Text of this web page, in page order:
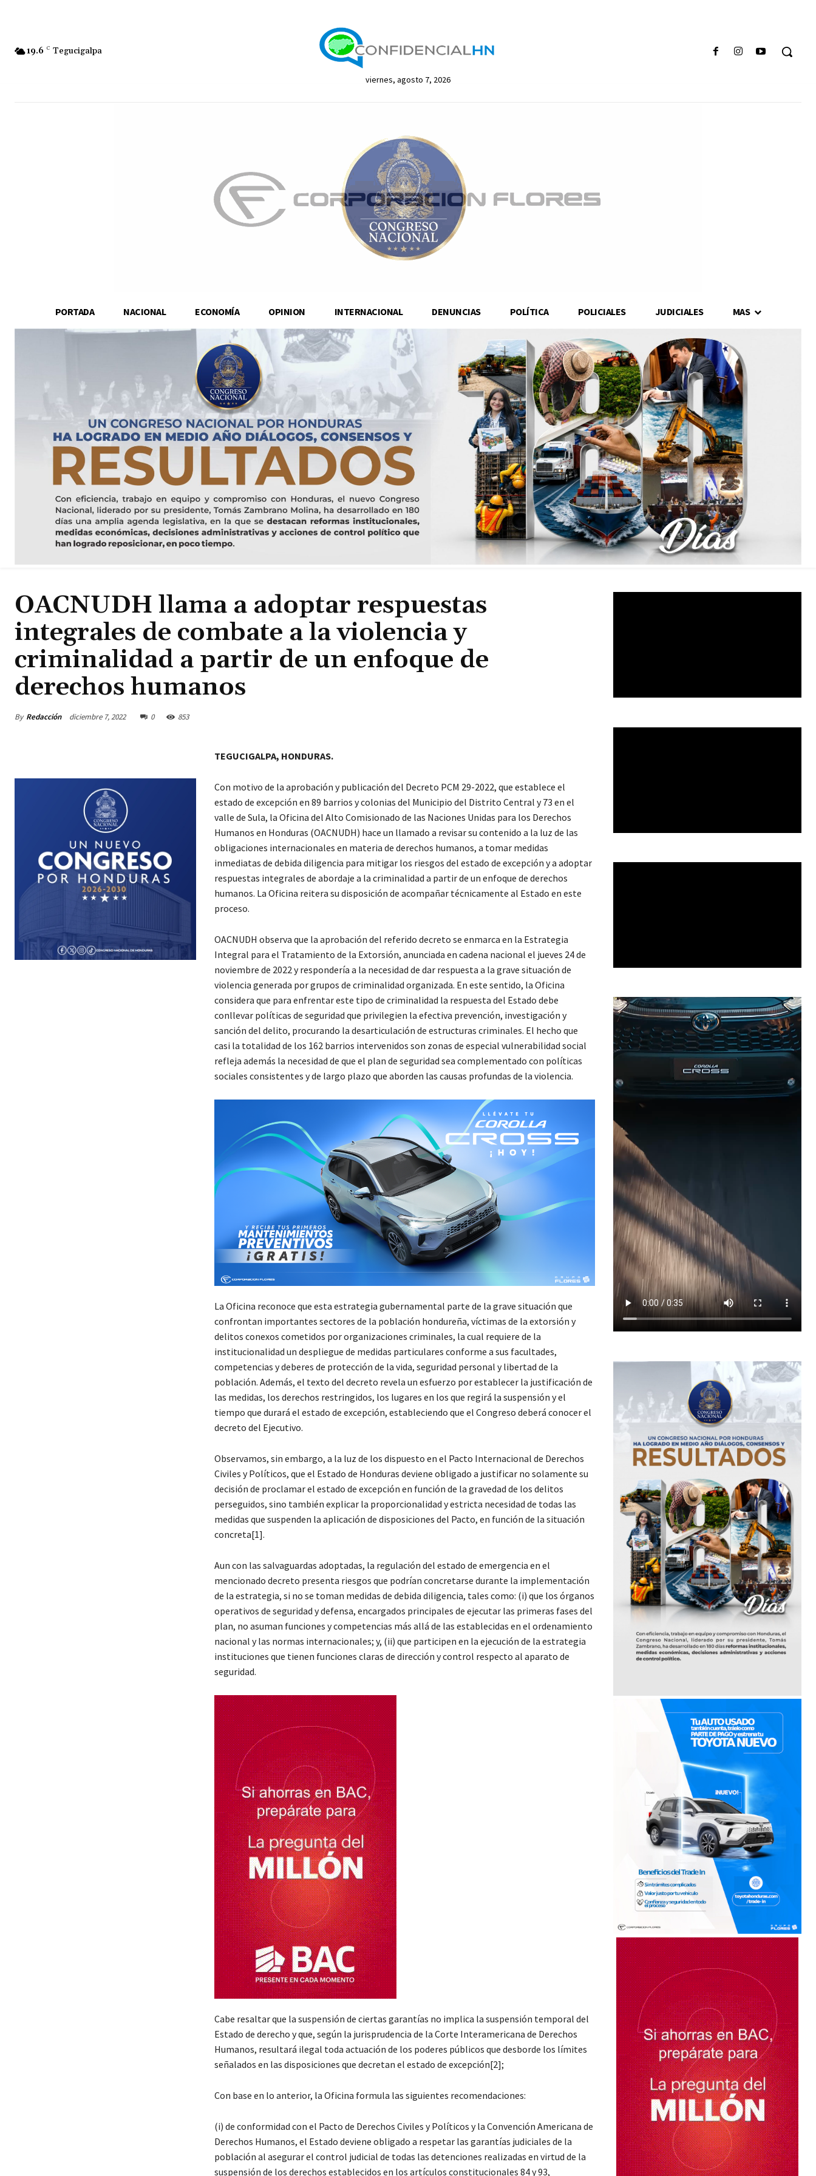
19.6 C Tegucigalpa
viernes, agosto 7, 2026
PORTADA NACIONAL ECONOMÍA OPINION INTERNACIONAL DENUNCIAS POLÍTICA POLICIALES JUDICIALES MAS
OACNUDH llama a adoptar respuestas
integrales de combate a la violencia y
criminalidad a partir de un enfoque de
derechos humanos
By Redacción diciembre 7, 2022 0 853
TEGUCIGALPA, HONDURAS.
Con motivo de la aprobación y publicación del Decreto PCM 29-2022, que establece el
estado de excepción en 89 barrios y colonias del Municipio del Distrito Central y 73 en el
valle de Sula, la Oficina del Alto Comisionado de las Naciones Unidas para los Derechos
Humanos en Honduras (OACNUDH) hace un llamado a revisar su contenido a la luz de las
obligaciones internacionales en materia de derechos humanos, a tomar medidas
inmediatas de debida diligencia para mitigar los riesgos del estado de excepción y a adoptar
respuestas integrales de abordaje a la criminalidad a partir de un enfoque de derechos
humanos. La Oficina reitera su disposición de acompañar técnicamente al Estado en este
proceso.
OACNUDH observa que la aprobación del referido decreto se enmarca en la Estrategia
Integral para el Tratamiento de la Extorsión, anunciada en cadena nacional el jueves 24 de
noviembre de 2022 y respondería a la necesidad de dar respuesta a la grave situación de
violencia generada por grupos de criminalidad organizada. En este sentido, la Oficina
considera que para enfrentar este tipo de criminalidad la respuesta del Estado debe
conllevar políticas de seguridad que privilegien la efectiva prevención, investigación y
sanción del delito, procurando la desarticulación de estructuras criminales. El hecho que
casi la totalidad de los 162 barrios intervenidos son zonas de especial vulnerabilidad social
refleja además la necesidad de que el plan de seguridad sea complementado con políticas
sociales consistentes y de largo plazo que aborden las causas profundas de la violencia.
La Oficina reconoce que esta estrategia gubernamental parte de la grave situación que
confrontan importantes sectores de la población hondureña, víctimas de la extorsión y
delitos conexos cometidos por organizaciones criminales, la cual requiere de la
institucionalidad un despliegue de medidas particulares conforme a sus facultades,
competencias y deberes de protección de la vida, seguridad personal y libertad de la
población. Además, el texto del decreto revela un esfuerzo por establecer la justificación de
las medidas, los derechos restringidos, los lugares en los que regirá la suspensión y el
tiempo que durará el estado de excepción, estableciendo que el Congreso deberá conocer el
decreto del Ejecutivo.
Observamos, sin embargo, a la luz de los dispuesto en el Pacto Internacional de Derechos
Civiles y Políticos, que el Estado de Honduras deviene obligado a justificar no solamente su
decisión de proclamar el estado de excepción en función de la gravedad de los delitos
perseguidos, sino también explicar la proporcionalidad y estricta necesidad de todas las
medidas que suspenden la aplicación de disposiciones del Pacto, en función de la situación
concreta[1].
Aun con las salvaguardas adoptadas, la regulación del estado de emergencia en el
mencionado decreto presenta riesgos que podrían concretarse durante la implementación
de la estrategia, si no se toman medidas de debida diligencia, tales como: (i) que los órganos
operativos de seguridad y defensa, encargados principales de ejecutar las primeras fases del
plan, no asuman funciones y competencias más allá de las establecidas en el ordenamiento
nacional y las normas internacionales; y, (ii) que participen en la ejecución de la estrategia
instituciones que tienen funciones claras de dirección y control respecto al aparato de
seguridad.
Cabe resaltar que la suspensión de ciertas garantías no implica la suspensión temporal del
Estado de derecho y que, según la jurisprudencia de la Corte Interamericana de Derechos
Humanos, resultará ilegal toda actuación de los poderes públicos que desborde los límites
señalados en las disposiciones que decretan el estado de excepción[2];
Con base en lo anterior, la Oficina formula las siguientes recomendaciones:
(i) de conformidad con el Pacto de Derechos Civiles y Políticos y la Convención Americana de
Derechos Humanos, el Estado deviene obligado a respetar las garantías judiciales de la
población al asegurar el control judicial de todas las detenciones realizadas en virtud de la
suspensión de los derechos establecidos en los artículos constitucionales 84 y 93,